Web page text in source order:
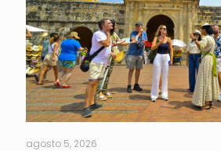
agosto 5, 2026